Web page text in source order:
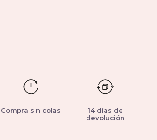
Compra sin colas
14 días de
devolución